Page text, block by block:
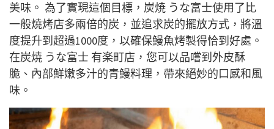
美味。 為了實現這個目標，炭焼 うな富士使用了比
一般燒烤店多兩倍的炭，並追求炭的擺放方式，將溫
度提升到超過1000度，以確保鰻魚烤製得恰到好處。
在炭焼 うな富士 有楽町店，您可以品嚐到外皮酥
脆、內部鮮嫩多汁的青鰻料理，帶來絕妙的口感和風
味。